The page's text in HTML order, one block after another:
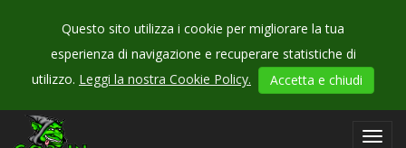
Questo sito utilizza i cookie per migliorare la tua
esperienza di navigazione e recuperare statistiche di
utilizzo. Leggi la nostra Cookie Policy. Accetta e chiudi
CHECK
OUR